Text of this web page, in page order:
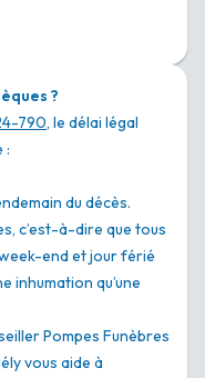
?
790, le délai légal
:
du décès.
c’est-à-dire que tous
end et jour férié
inhumation qu’une
Pompes Funèbres
vous aide à